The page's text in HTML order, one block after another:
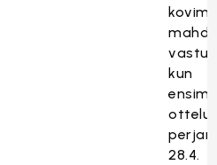
kun
28.4.